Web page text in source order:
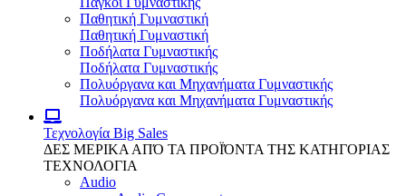
Παθητική Γυμναστική
Παθητική Γυμναστική
Ποδήλατα Γυμναστικής
Ποδήλατα Γυμναστικής
Πολυόργανα και Μηχανήματα Γυμναστικής
Πολυόργανα και Μηχανήματα Γυμναστικής
Τεχνολογία Big Sales
ΔΕΣ ΜΕΡΙΚΑ ΑΠΌ ΤΑ ΠΡΟΪΌΝΤΑ ΤΗΣ ΚΑΤΗΓΟΡΙΑΣ
ΤΕΧΝΟΛΟΓΙΑ
Audio